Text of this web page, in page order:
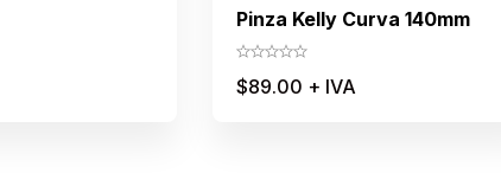
Pinza Kelly Curva 140mm
$89.00 + IVA